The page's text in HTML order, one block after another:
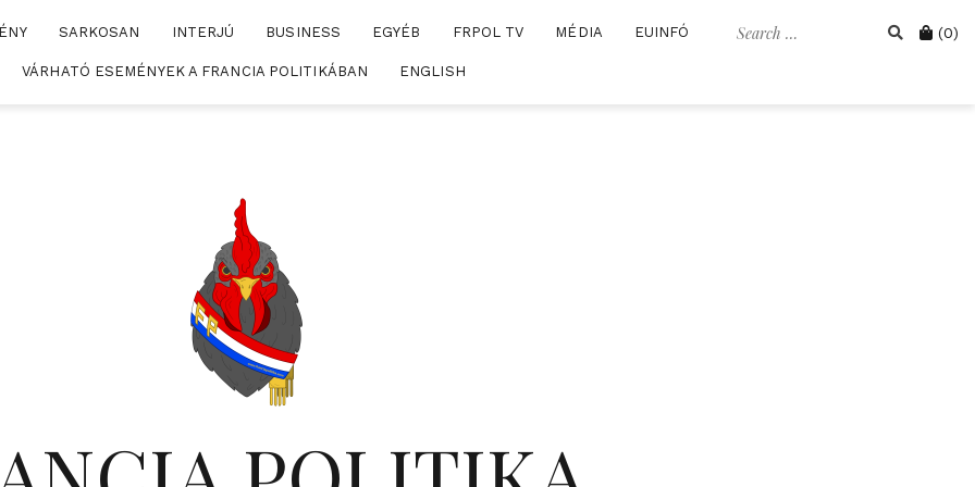
Search Cart
(0)
SARKOSAN INTERJÚ BUSINESS EGYÉB FRPOL TV MÉDIA EUINFÓ
VÁRHATÓ ESEMÉNYEK A FRANCIA POLITIKÁBAN ENGLISH